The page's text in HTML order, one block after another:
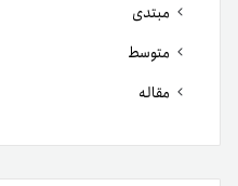
مبتدی
متوسط
مقاله